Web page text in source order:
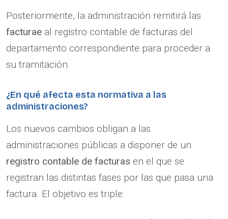
Posteriormente, la administración remitirá las
facturae al registro contable de facturas del
departamento correspondiente para proceder a
su tramitación.
¿En qué afecta esta normativa a las
administraciones?
Los nuevos cambios obligan a las
administraciones públicas a disponer de un
registro contable de facturas en el que se
registran las distintas fases por las que pasa una
factura. El objetivo es triple: